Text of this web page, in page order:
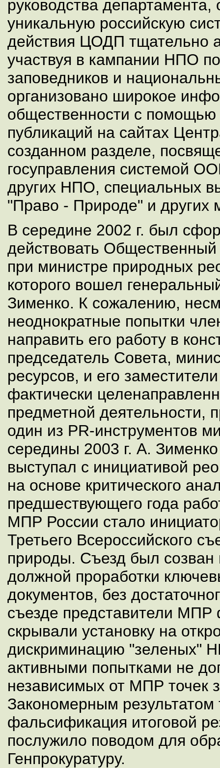
руководства
уникальную российскую
действия ЦОДП тщательно
участвуя в кампании НПО
заповедников и
организовано широкое
общественности с
публикаций на сайтах
созданном разделе,
госуправления системой
других НПО, специальных
"Право - Природе" и других
В середине 2002 г. был
действовать Общественный
при министре природных
которого вошел
Зименко. К сожалению,
неоднократные попытки
направить его работу в
председатель Совета,
ресурсов, и его
фактически
предметной деятельности,
один из PR-инструментов
середины 2003 г. А.
выступал с инициативой
на основе критического
предшествующего года
МПР России стало
Третьего Всероссийского
природы. Съезд был созван
должной проработки
документов, без
съезде представители МПР
скрывали установку на
дискриминацию "зеленых"
активными попытками не
независимых от МПР точек
Закономерным результатом
фальсификация итоговой
послужило поводом для
Генпрокуратуру.